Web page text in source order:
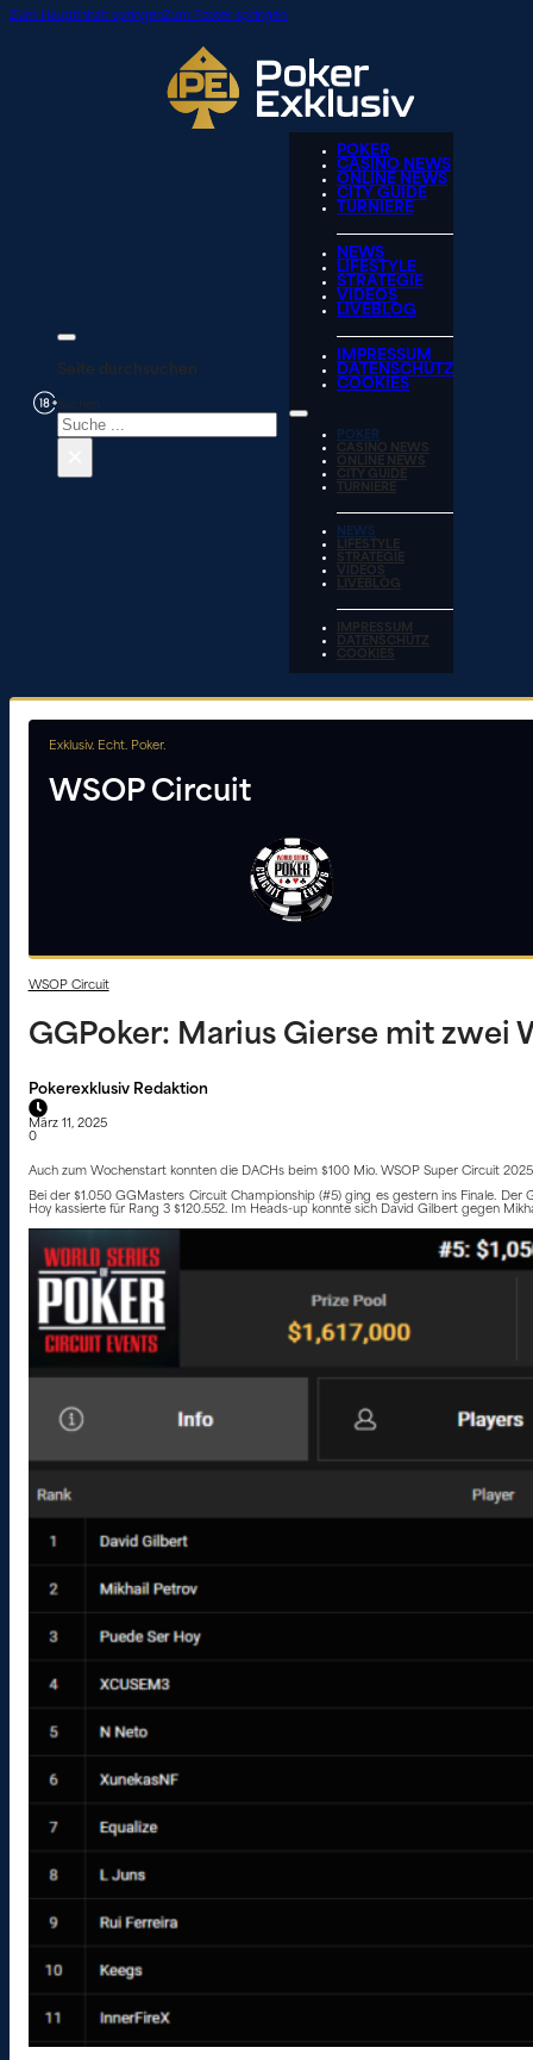
Zum Hauptinhalt springenZum Footer springen
Seite durchsuchen
POKER
CASINO NEWS
ONLINE NEWS
CITY GUIDE
TURNIERE
NEWS
LIFESTYLE
STRATEGIE
VIDEOS
LIVEBLOG
IMPRESSUM
DATENSCHUTZ
COOKIES
POKER
CASINO NEWS
ONLINE NEWS
CITY GUIDE
TURNIERE
NEWS
LIFESTYLE
STRATEGIE
VIDEOS
LIVEBLOG
IMPRESSUM
DATENSCHUTZ
COOKIES
Exklusiv. Echt. Poker.
WSOP Circuit
WSOP Circuit
GGPoker: Marius Gierse mit zwei
Pokerexklusiv Redaktion
März 11, 2025
0
Auch zum Wochenstart konnten die DACHs beim $100 Mio. WSOP Super Circuit
Bei der $1.050 GGMasters Circuit Championship (#5) ging es gestern ins Finale.
Hoy kassierte für Rang 3 $120.552. Im Heads-up konnte sich David Gilbert gegen